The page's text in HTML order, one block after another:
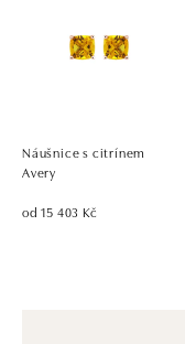
Náušnice s citrínem
Avery
od 15 403 Kč